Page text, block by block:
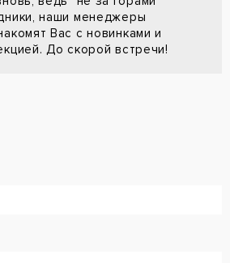
наши менеджеры
Вас с новинками и
До скорой встречи!